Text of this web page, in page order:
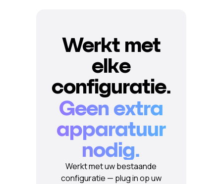
Geen extra
apparatuur
nodig.
Werkt met
elke
configuratie.
Werkt met uw bestaande
configuratie — plug in op uw